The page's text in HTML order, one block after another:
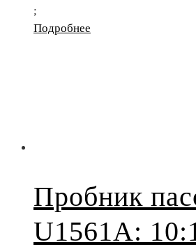
;
Подробнее
Пробник
U1561A: